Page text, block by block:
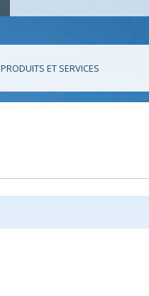
PRODUITS ET SERVICES